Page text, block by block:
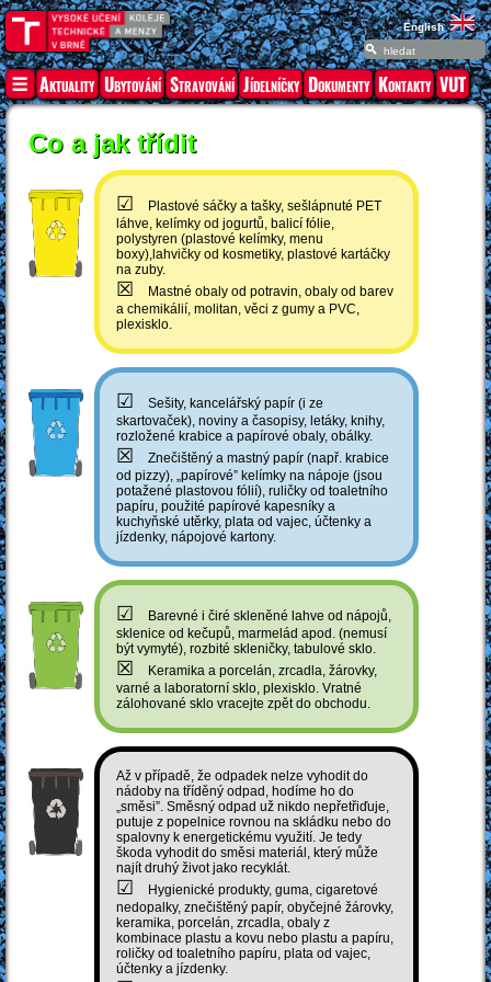
English
Aktuality Ubytování Stravování Jídelníčky Dokumenty Kontakty VUT
Co a jak třídit
☑
Plastové sáčky a tašky, sešlápnuté PET
láhve, kelímky od jogurtů, balicí fólie,
polystyren (plastové kelímky, menu
boxy),lahvičky od kosmetiky, plastové kartáčky
na zuby.
☒
Mastné obaly od potravin, obaly od barev
a chemikálií, molitan, věci z gumy a PVC,
plexisklo.
☑
Sešity, kancelářský papír (i ze
skartovaček), noviny a časopisy, letáky, knihy,
rozložené krabice a papírové obaly, obálky.
☒
Znečištěný a mastný papír (např. krabice
od pizzy), „papírové” kelímky na nápoje (jsou
potažené plastovou fólií), ruličky od toaletního
papíru, použité papírové kapesníky a
kuchyňské utěrky, plata od vajec, účtenky a
jízdenky, nápojové kartony.
☑
Barevné i čiré skleněné lahve od nápojů,
sklenice od kečupů, marmelád apod. (nemusí
být vymyté), rozbité skleničky, tabulové sklo.
☒
Keramika a porcelán, zrcadla, žárovky,
varné a laboratorní sklo, plexisklo. Vratné
zálohované sklo vracejte zpět do obchodu.
Až v případě, že odpadek nelze vyhodit do
nádoby na tříděný odpad, hodíme ho do
„směsi”. Směsný odpad už nikdo nepřetřiďuje,
putuje z popelnice rovnou na skládku nebo do
spalovny k energetickému využití. Je tedy
škoda vyhodit do směsi materiál, který může
najít druhý život jako recyklát.
☑
Hygienické produkty, guma, cigaretové
nedopalky, znečištěný papír, obyčejné žárovky,
keramika, porcelán, zrcadla, obaly z
kombinace plastu a kovu nebo plastu a papíru,
roličky od toaletního papíru, plata od vajec,
účtenky a jízdenky.